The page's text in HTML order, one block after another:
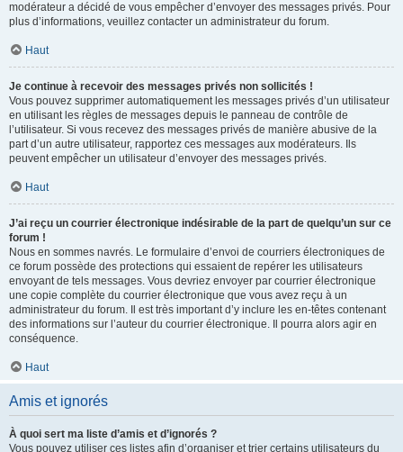
modérateur a décidé de vous empêcher d’envoyer des messages privés. Pour
plus d’informations, veuillez contacter un administrateur du forum.
Haut
Je continue à recevoir des messages privés non sollicités !
Vous pouvez supprimer automatiquement les messages privés d’un utilisateur
en utilisant les règles de messages depuis le panneau de contrôle de
l’utilisateur. Si vous recevez des messages privés de manière abusive de la
part d’un autre utilisateur, rapportez ces messages aux modérateurs. Ils
peuvent empêcher un utilisateur d’envoyer des messages privés.
Haut
J’ai reçu un courrier électronique indésirable de la part de quelqu’un sur ce
forum !
Nous en sommes navrés. Le formulaire d’envoi de courriers électroniques de
ce forum possède des protections qui essaient de repérer les utilisateurs
envoyant de tels messages. Vous devriez envoyer par courrier électronique
une copie complète du courrier électronique que vous avez reçu à un
administrateur du forum. Il est très important d’y inclure les en-têtes contenant
des informations sur l’auteur du courrier électronique. Il pourra alors agir en
conséquence.
Haut
Amis et ignorés
À quoi sert ma liste d’amis et d’ignorés ?
Vous pouvez utiliser ces listes afin d’organiser et trier certains utilisateurs du